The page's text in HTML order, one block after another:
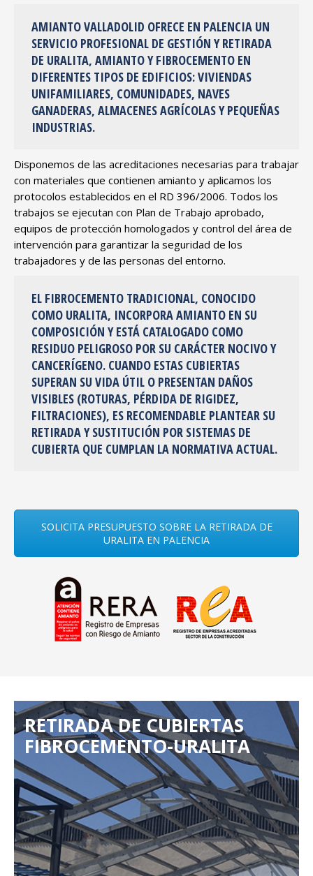
AMIANTO VALLADOLID OFRECE EN PALENCIA UN
SERVICIO PROFESIONAL DE GESTIÓN Y RETIRADA
DE URALITA, AMIANTO Y FIBROCEMENTO EN
DIFERENTES TIPOS DE EDIFICIOS: VIVIENDAS
UNIFAMILIARES, COMUNIDADES, NAVES
GANADERAS, ALMACENES AGRÍCOLAS Y PEQUEÑAS
INDUSTRIAS.
Disponemos de las acreditaciones necesarias para trabajar
con materiales que contienen amianto y aplicamos los
protocolos establecidos en el RD 396/2006. Todos los
trabajos se ejecutan con Plan de Trabajo aprobado,
equipos de protección homologados y control del área de
intervención para garantizar la seguridad de los
trabajadores y de las personas del entorno.
EL FIBROCEMENTO TRADICIONAL, CONOCIDO
COMO URALITA, INCORPORA AMIANTO EN SU
COMPOSICIÓN Y ESTÁ CATALOGADO COMO
RESIDUO PELIGROSO POR SU CARÁCTER NOCIVO Y
CANCERÍGENO. CUANDO ESTAS CUBIERTAS
SUPERAN SU VIDA ÚTIL O PRESENTAN DAÑOS
VISIBLES (ROTURAS, PÉRDIDA DE RIGIDEZ,
FILTRACIONES), ES RECOMENDABLE PLANTEAR SU
RETIRADA Y SUSTITUCIÓN POR SISTEMAS DE
CUBIERTA QUE CUMPLAN LA NORMATIVA ACTUAL.
SOLICITA PRESUPUESTO SOBRE LA RETIRADA DE
URALITA EN PALENCIA
RETIRADA DE CUBIERTAS
FIBROCEMENTO-URALITA